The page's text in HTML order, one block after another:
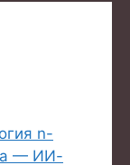
n-
— ИИ-